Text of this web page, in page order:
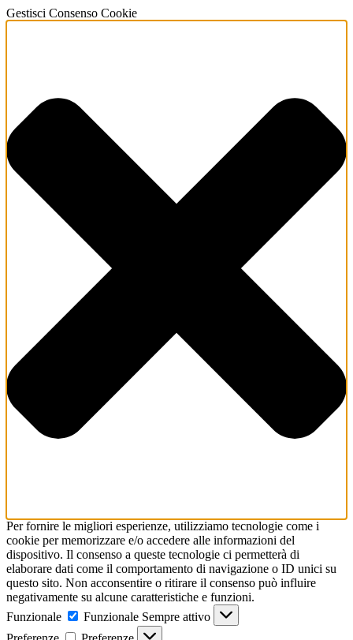
Gestisci Consenso Cookie
Per fornire le migliori esperienze, utilizziamo tecnologie come i
cookie per memorizzare e/o accedere alle informazioni del
dispositivo. Il consenso a queste tecnologie ci permetterà di
elaborare dati come il comportamento di navigazione o ID unici su
questo sito. Non acconsentire o ritirare il consenso può influire
negativamente su alcune caratteristiche e funzioni.
Funzionale
Funzionale Sempre attivo